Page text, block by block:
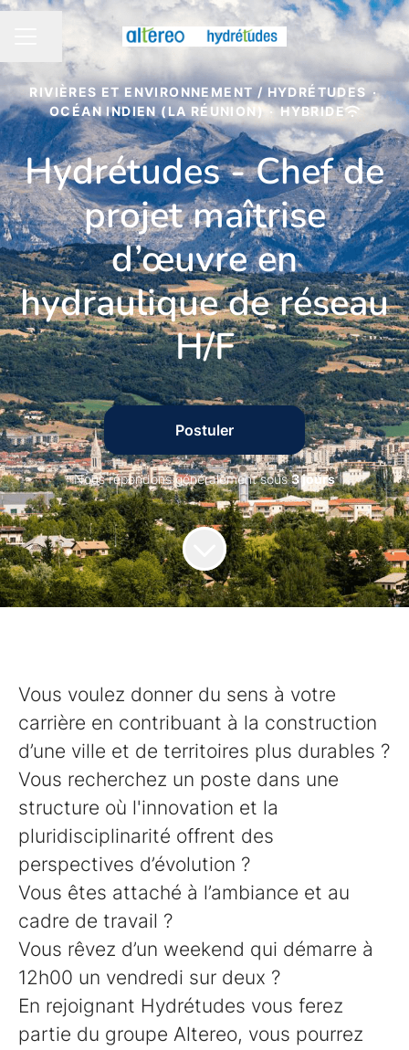
MENU CARRIÈRE
Partager la page
RIVIÈRES ET ENVIRONNEMENT / HYDRÉTUDES ·
OCÉAN INDIEN (LA RÉUNION) · HYBRIDE
Hydrétudes - Chef de
projet maîtrise
d’œuvre en
hydraulique de réseau
H/F
Postuler
Nous répondons généralement sous3 jours
Vous voulez donner du sens à votre
carrière en contribuant à la construction
d’une ville et de territoires plus durables ?
Vous recherchez un poste dans une
structure où l'innovation et la
pluridisciplinarité offrent des
perspectives d’évolution ?
Vous êtes attaché à l’ambiance et au
cadre de travail ?
Vous rêvez d’un weekend qui démarre à
12h00 un vendredi sur deux ?
En rejoignant Hydrétudes vous ferez
partie du groupe Altereo, vous pourrez